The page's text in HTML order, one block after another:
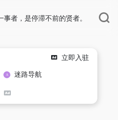
者，是停滞不前的贤者。
立即入驻
迷路导航